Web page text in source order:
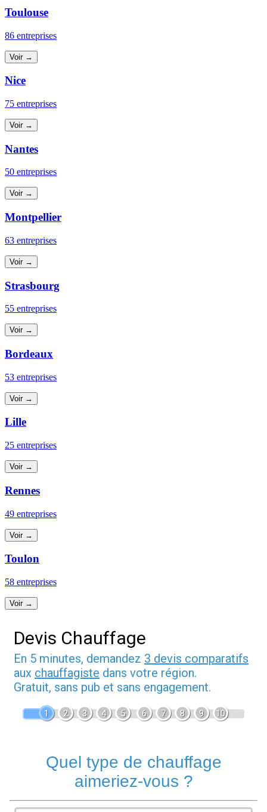
Toulouse
86 entreprises
Voir →
Nice
75 entreprises
Voir →
Nantes
50 entreprises
Voir →
Montpellier
63 entreprises
Voir →
Strasbourg
55 entreprises
Voir →
Bordeaux
53 entreprises
Voir →
Lille
25 entreprises
Voir →
Rennes
49 entreprises
Voir →
Toulon
58 entreprises
Voir →
Devis Chauffage
En 5 minutes, demandez 3 devis comparatifs
aux chauffagiste dans votre région.
Gratuit, sans pub et sans engagement.
1 2 3 4 5 6 7 8 9 10
Quel type de chauffage
aimeriez-vous ?